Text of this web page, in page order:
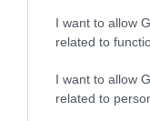
I want to allow
related to
I want to allow
related to